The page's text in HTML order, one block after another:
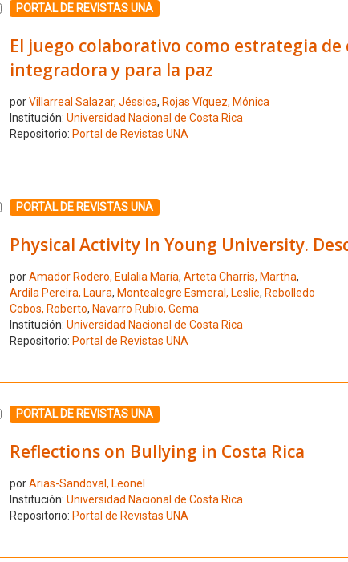
Seleccione el número de resultado 4
PORTAL DE REVISTAS UNA
El juego colaborativo como estrategia
integradora y para la paz
porVillarreal Salazar, Jéssica, Rojas Víquez, Mónica
Institución: Universidad Nacional de Costa Rica
Repositorio: Portal de Revistas UNA
Seleccione el número de resultado 5
PORTAL DE REVISTAS UNA
Physical Activity In Young University.
porAmador Rodero, Eulalia María, Arteta Charris, Martha,
Ardila Pereira, Laura, Montealegre Esmeral, Leslie, Rebolledo
Cobos, Roberto, Navarro Rubio, Gema
Institución: Universidad Nacional de Costa Rica
Repositorio: Portal de Revistas UNA
Seleccione el número de resultado 6
PORTAL DE REVISTAS UNA
Reflections on Bullying in Costa Rica
porArias-Sandoval, Leonel
Institución: Universidad Nacional de Costa Rica
Repositorio: Portal de Revistas UNA